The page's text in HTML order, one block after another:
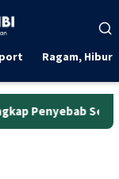
Ragam,